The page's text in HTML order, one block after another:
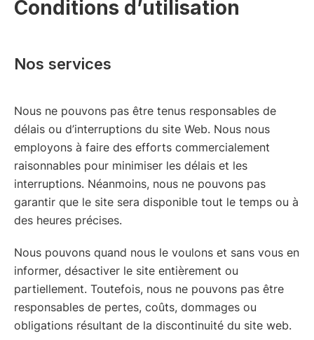
Conditions d’utilisation
Nos services
Nous ne pouvons pas être tenus responsables de
délais ou d’interruptions du site Web. Nous nous
employons à faire des efforts commercialement
raisonnables pour minimiser les délais et les
interruptions. Néanmoins, nous ne pouvons pas
garantir que le site sera disponible tout le temps ou à
des heures précises.
Nous pouvons quand nous le voulons et sans vous en
informer, désactiver le site entièrement ou
partiellement. Toutefois, nous ne pouvons pas être
responsables de pertes, coûts, dommages ou
obligations résultant de la discontinuité du site web.